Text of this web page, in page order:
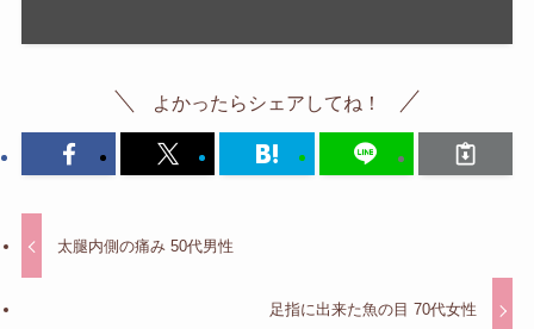
よかったらシェアしてね！
太腿内側の痛み 50代男性
足指に出来た魚の目 70代女性